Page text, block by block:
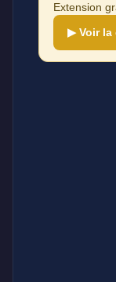
Extension
▶ Voir la